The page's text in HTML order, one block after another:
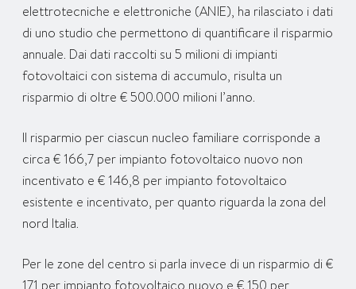
elettrotecniche e elettroniche (ANIE), ha rilasciato i dati
di uno studio che permettono di quantificare il risparmio
annuale. Dai dati raccolti su 5 milioni di impianti
fotovoltaici con sistema di accumulo, risulta un
risparmio di oltre € 500.000 milioni l’anno.
Il risparmio per ciascun nucleo familiare corrisponde a
circa € 166,7 per impianto fotovoltaico nuovo non
incentivato e € 146,8 per impianto fotovoltaico
esistente e incentivato, per quanto riguarda la zona del
nord Italia.
Per le zone del centro si parla invece di un risparmio di €
171 per impianto fotovoltaico nuovo e € 150 per